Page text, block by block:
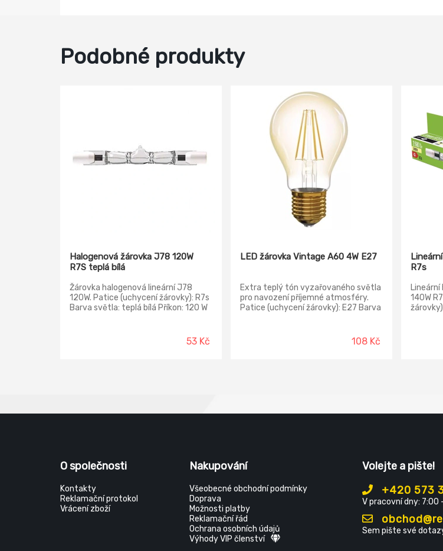
Podobné produkty
Halogenová žárovka J78 120W
R7S teplá bílá
Žárovka halogenová lineární J78
120W. Patice (uchycení žárovky): R7s
Barva světla: teplá bílá Příkon: 120 W
53 Kč
LED žárovka Vintage A60 4W E27
Extra teplý tón vyzařovaného světla
pro navození příjemné atmosféry.
Patice (uchycení žárovky): E27 Barva
108 Kč
R7s
140W
O společnosti
Kontakty
Reklamační protokol
Vrácení zboží
Nakupování
Všeobecné obchodní podmínky
Doprava
Možnosti platby
Reklamační řád
Ochrana osobních údajů
Výhody VIP členství
Volejte a pište!
+420 573
V pracovní dny: 7:00
Sem pište své